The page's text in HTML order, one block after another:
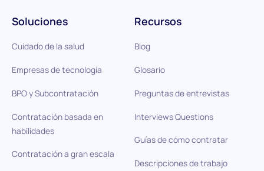
Soluciones
Cuidado de la salud
Empresas de tecnología
BPO y Subcontratación
Contratación basada en
habilidades
Contratación a gran escala
Recursos
Blog
Glosario
Preguntas de entrevistas
Interviews Questions
Guías de cómo contratar
Descripciones de trabajo